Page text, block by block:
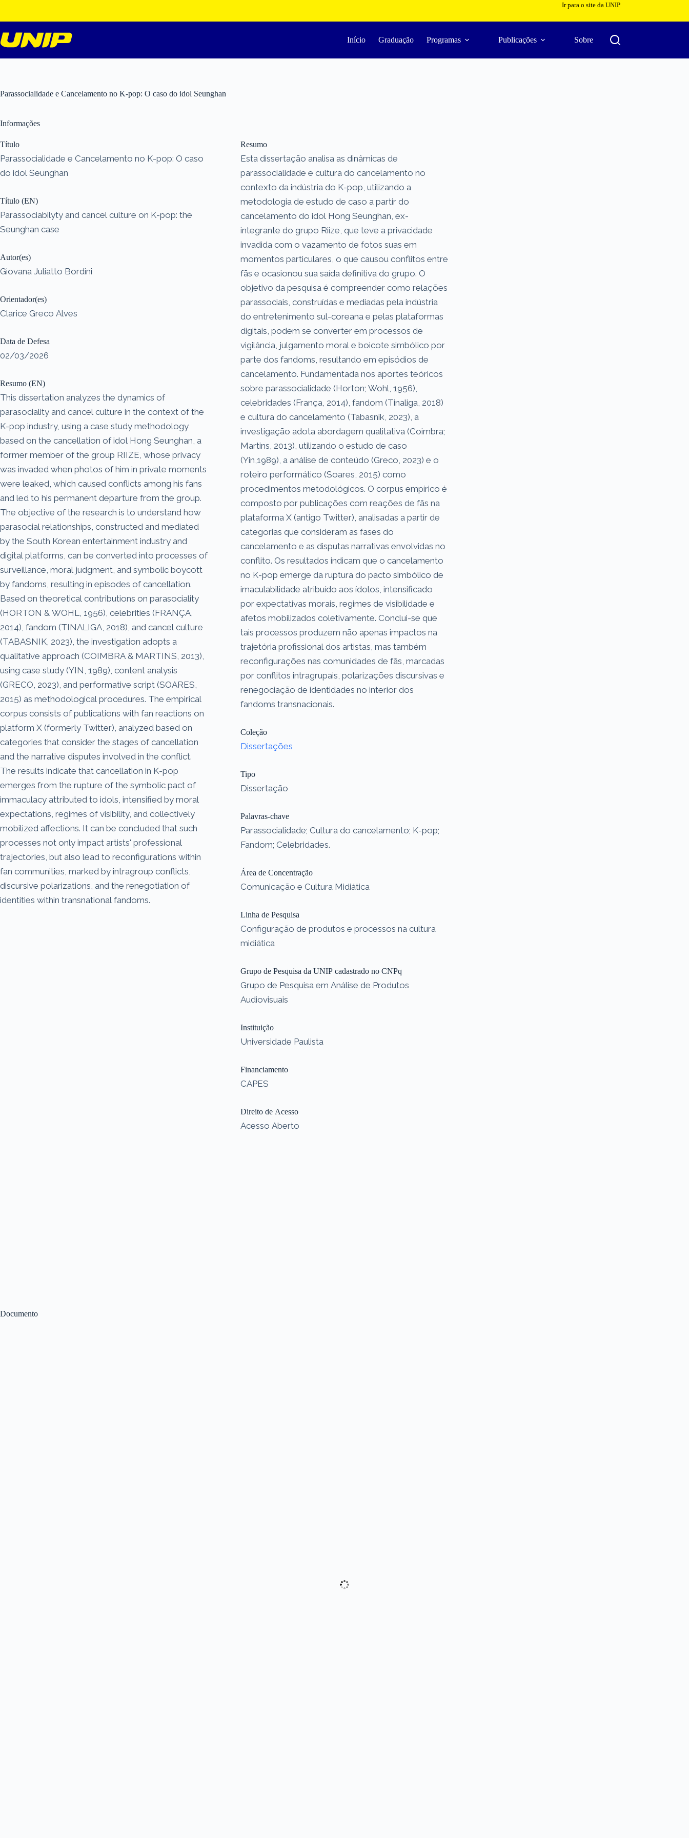
o
conteúdo
Ir para o site da UNIP
Início Graduação Programas Publicações Sobre
Parassocialidade e Cancelamento no K-pop: O caso do idol Seunghan
Documento
Informações
Título
Parassocialidade e Cancelamento no K-pop: O caso
do idol Seunghan
Título (EN)
Parassociabilyty and cancel culture on K-pop: the
Seunghan case
Autor(es)
Giovana Juliatto Bordini
Orientador(es)
Clarice Greco Alves
Data de Defesa
02/03/2026
Resumo (EN)
This dissertation analyzes the dynamics of
parasociality and cancel culture in the context of the
K-pop industry, using a case study methodology
based on the cancellation of idol Hong Seunghan, a
former member of the group RIIZE, whose privacy
was invaded when photos of him in private moments
were leaked, which caused conflicts among his fans
and led to his permanent departure from the group.
The objective of the research is to understand how
parasocial relationships, constructed and mediated
by the South Korean entertainment industry and
digital platforms, can be converted into processes of
surveillance, moral judgment, and symbolic boycott
by fandoms, resulting in episodes of cancellation.
Based on theoretical contributions on parasociality
(HORTON & WOHL, 1956), celebrities (FRANÇA,
2014), fandom (TINALIGA, 2018), and cancel culture
(TABASNIK, 2023), the investigation adopts a
qualitative approach (COIMBRA & MARTINS, 2013),
using case study (YIN, 1989), content analysis
(GRECO, 2023), and performative script (SOARES,
2015) as methodological procedures. The empirical
corpus consists of publications with fan reactions on
platform X (formerly Twitter), analyzed based on
categories that consider the stages of cancellation
and the narrative disputes involved in the conflict.
The results indicate that cancellation in K-pop
emerges from the rupture of the symbolic pact of
immaculacy attributed to idols, intensified by moral
expectations, regimes of visibility, and collectively
mobilized affections. It can be concluded that such
processes not only impact artists' professional
trajectories, but also lead to reconfigurations within
fan communities, marked by intragroup conflicts,
discursive polarizations, and the renegotiation of
identities within transnational fandoms.
Resumo
Esta dissertação analisa as dinâmicas de
parassocialidade e cultura do cancelamento no
contexto da indústria do K-pop, utilizando a
metodologia de estudo de caso a partir do
cancelamento do idol Hong Seunghan, ex-
integrante do grupo Riize, que teve a privacidade
invadida com o vazamento de fotos suas em
momentos particulares, o que causou conflitos entre
fãs e ocasionou sua saída definitiva do grupo. O
objetivo da pesquisa é compreender como relações
parassociais, construídas e mediadas pela indústria
do entretenimento sul-coreana e pelas plataformas
digitais, podem se converter em processos de
vigilância, julgamento moral e boicote simbólico por
parte dos fandoms, resultando em episódios de
cancelamento. Fundamentada nos aportes teóricos
sobre parassocialidade (Horton; Wohl, 1956),
celebridades (França, 2014), fandom (Tinaliga, 2018)
e cultura do cancelamento (Tabasnik, 2023), a
investigação adota abordagem qualitativa (Coimbra;
Martins, 2013), utilizando o estudo de caso
(Yin,1989), a análise de conteúdo (Greco, 2023) e o
roteiro performático (Soares, 2015) como
procedimentos metodológicos. O corpus empírico é
composto por publicações com reações de fãs na
plataforma X (antigo Twitter), analisadas a partir de
categorias que consideram as fases do
cancelamento e as disputas narrativas envolvidas no
conflito. Os resultados indicam que o cancelamento
no K-pop emerge da ruptura do pacto simbólico de
imaculabilidade atribuído aos ídolos, intensificado
por expectativas morais, regimes de visibilidade e
afetos mobilizados coletivamente. Conclui-se que
tais processos produzem não apenas impactos na
trajetória profissional dos artistas, mas também
reconfigurações nas comunidades de fãs, marcadas
por conflitos intragrupais, polarizações discursivas e
renegociação de identidades no interior dos
fandoms transnacionais.
Coleção
Dissertações
Tipo
Dissertação
Palavras-chave
Parassocialidade; Cultura do cancelamento; K-pop;
Fandom; Celebridades.
Área de Concentração
Comunicação e Cultura Midiática
Linha de Pesquisa
Configuração de produtos e processos na cultura
midiática
Grupo de Pesquisa da UNIP cadastrado no CNPq
Grupo de Pesquisa em Análise de Produtos
Audiovisuais
Instituição
Universidade Paulista
Financiamento
CAPES
Direito de Acesso
Acesso Aberto